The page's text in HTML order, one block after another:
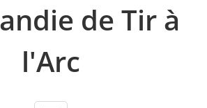
de Tir à
l'Arc